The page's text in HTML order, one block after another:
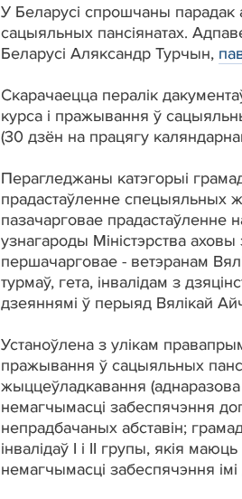
У Беларусі спрошчаны парадак
сацыяльных пансіянатах.
Беларусі Аляксандр Турчын,
Скарачаецца пералік
курса і пражывання ў
(30 дзён на працягу
Перагледжаны катэгорыі
прадастаўленне спецыяльных
пазачарговае
узнагароды Міністэрства
першачарговае - ветэранам
турмаў, гета, інвалідам з
дзеяннямі ў перыяд Вялікай
Устаноўлена з улікам
пражывання ў сацыяльных
жыццеўладкавання
немагчымасці забеспячэння
непрадбачаных абставін;
інвалідаў I і II групы, якія
немагчымасці забеспячэння